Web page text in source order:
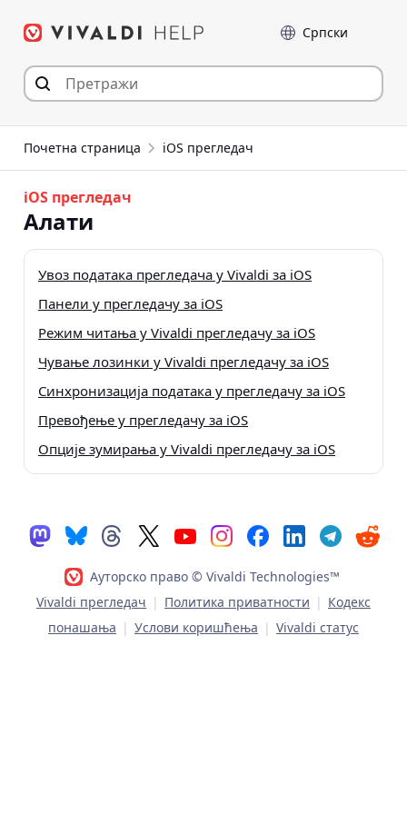
Језик
Почетна страница iOS прегледач
iOS прегледач
Алати
Увоз података прегледача у Vivaldi за iOS
Панели у прегледачу за iOS
Режим читања у Vivaldi прегледачу за iOS
Чување лозинки у Vivaldi прегледачу за iOS
Синхронизација података у прегледачу за iOS
Превођење у прегледачу за iOS
Опције зумирања у Vivaldi прегледачу за iOS
Ауторско право © Vivaldi Technologies™
Vivaldi прегледач | Политика приватности | Кодекс
понашања | Услови коришћења | Vivaldi статус